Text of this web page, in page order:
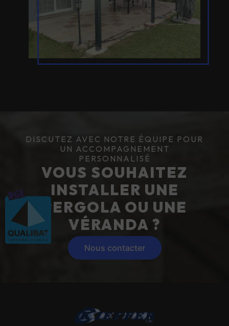
DISCUTEZ AVEC NOTRE ÉQUIPE POUR
UN ACCOMPAGNEMENT
PERSONNALISÉ
VOUS SOUHAITEZ
INSTALLER UNE
PERGOLA OU UNE
VÉRANDA ?
Nous contacter